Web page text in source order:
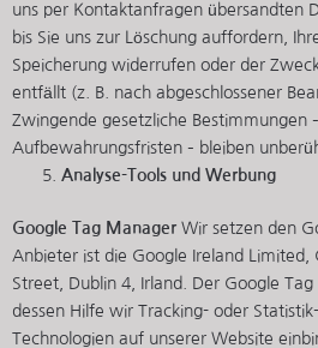
uns per Kontaktanfragen übersandten
bis Sie uns zur Löschung auffordern,
Speicherung widerrufen oder der
entfällt (z. B. nach abgeschlossener
Zwingende gesetzliche Bestimmungen
Aufbewahrungsfristen – bleiben
Analyse-Tools und Werbung
Google Tag Manager Wir setzen den
Anbieter ist die Google Ireland Limited,
Street, Dublin 4, Irland. Der Google
dessen Hilfe wir Tracking- oder
Technologien auf unserer Website